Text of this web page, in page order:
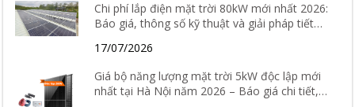
Chi phí lắp điện mặt trời 80kW mới nhất 2026:
Báo giá, thông số kỹ thuật và giải pháp tiết
17/07/2026
Giá bộ năng lượng mặt trời 5kW độc lập mới
nhất tại Hà Nội năm 2026 – Báo giá chi tiết,